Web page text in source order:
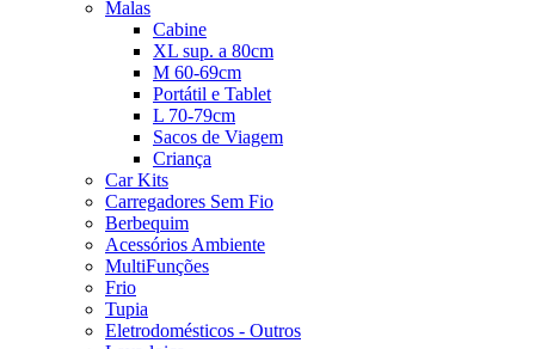
Malas
Cabine
XL sup. a 80cm
M 60-69cm
Portátil e Tablet
L 70-79cm
Sacos de Viagem
Criança
Car Kits
Carregadores Sem Fio
Berbequim
Acessórios Ambiente
MultiFunções
Frio
Tupia
Eletrodomésticos - Outros